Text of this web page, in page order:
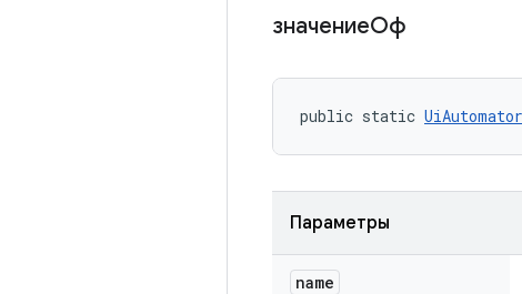
значениеОф
public static
Параметры
name